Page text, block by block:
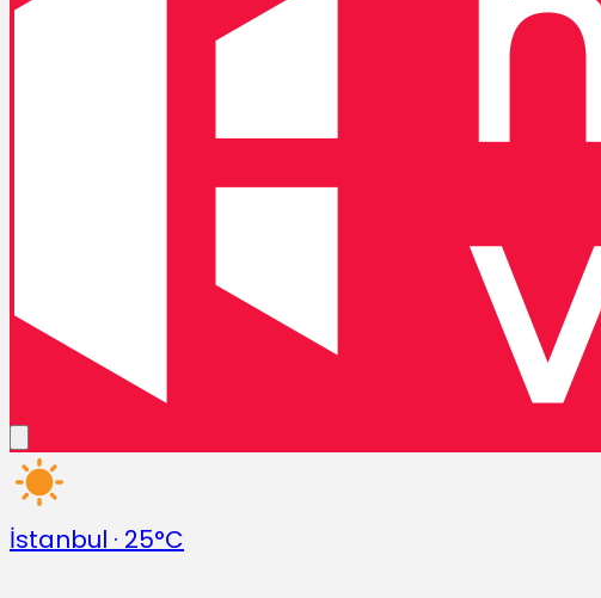
İstanbul · 25°C